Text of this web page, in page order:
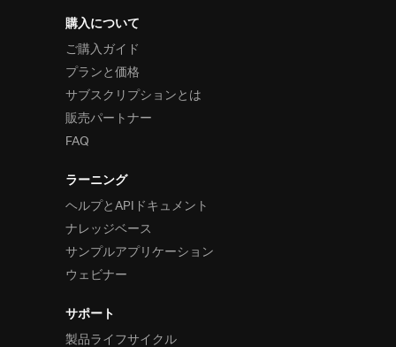
購入について
ご購入ガイド
プランと価格
サブスクリプションとは
販売パートナー
FAQ
ラーニング
ヘルプとAPIドキュメント
ナレッジベース
サンプルアプリケーション
ウェビナー
サポート
製品ライフサイクル